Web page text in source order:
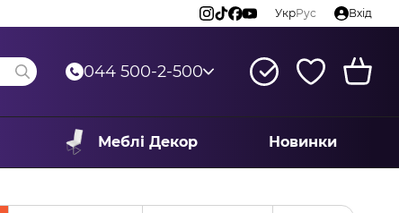
УкрРус Вхід
044 500-2-500
Меблі Декор Новинки